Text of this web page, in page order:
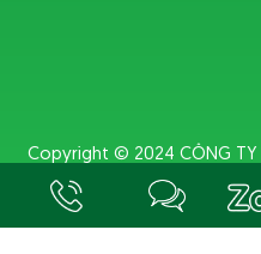
Copyright © 2024 CÔNG TY
BC
.